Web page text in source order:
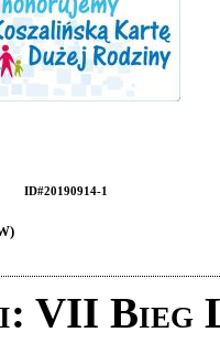
ID#20190914-1
VII Bieg